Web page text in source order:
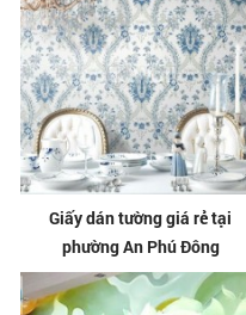
Giấy dán tường giá rẻ tại
phường An Phú Đông